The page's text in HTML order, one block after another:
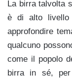
La birra talvolta
è di alto livello
approfondire
qualcuno
come il popolo
birra in sé,